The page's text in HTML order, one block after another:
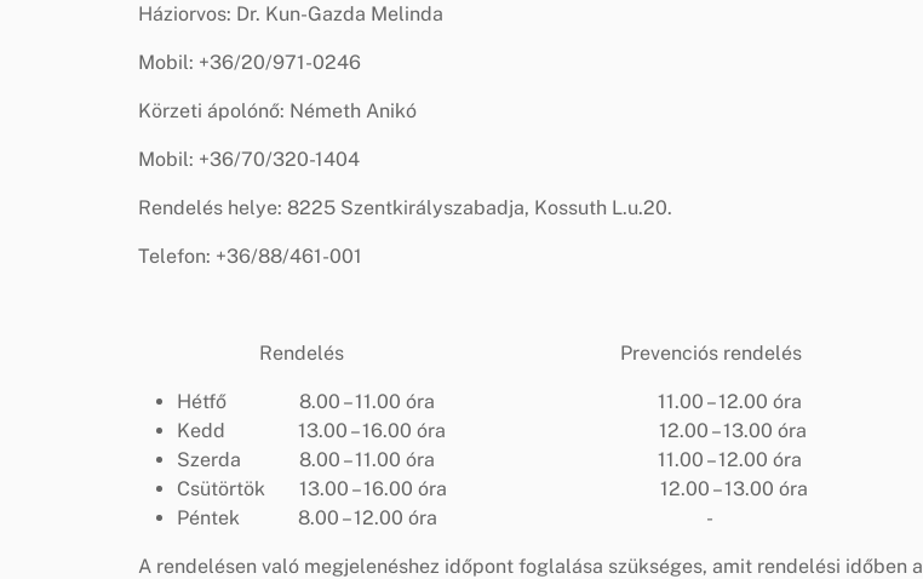
Háziorvos: Dr. Kun-Gazda Melinda
Mobil: +36/20/971-0246
Körzeti ápolónő: Németh Anikó
Mobil: +36/70/320-1404
Rendelés helye: 8225 Szentkirályszabadja, Kossuth L.u.20.
Telefon: +36/88/461-001
Rendelés Prevenciós rendelés
Hétfő 8.00 – 11.00 óra 11.00 – 12.00 óra
Kedd 13.00 – 16.00 óra 12.00 – 13.00 óra
Szerda 8.00 – 11.00 óra 11.00 – 12.00 óra
Csütörtök 13.00 – 16.00 óra 12.00 – 13.00 óra
Péntek 8.00 – 12.00 óra -
A rendelésen való megjelenéshez időpont foglalása szükséges, amit rendelési időben a